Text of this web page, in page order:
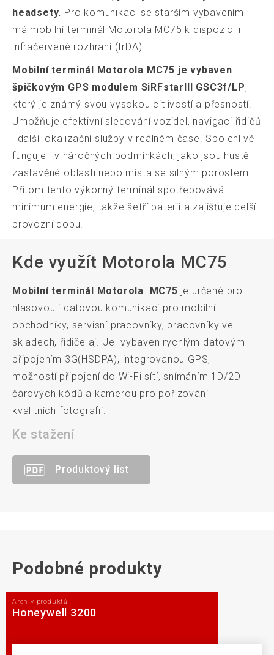
headsety. Pro komunikaci se starším vybavením
má mobilní terminál Motorola MC75 k dispozici i
infračervené rozhraní (IrDA).
Mobilní terminál Motorola MC75 je vybaven
špičkovým GPS modulem SiRFstarIII GSC3f/LP,
který je známý svou vysokou citlivostí a přesností.
Umožňuje efektivní sledování vozidel, navigaci řidičů
i další lokalizační služby v reálném čase. Spolehlivě
funguje i v náročných podmínkách, jako jsou hustě
zastavěné oblasti nebo místa se silným porostem.
Přitom tento výkonný terminál spotřebovává
minimum energie, takže šetří baterii a zajišťuje delší
provozní dobu.
Kde využít Motorola MC75
Mobilní terminál Motorola MC75 je určené pro
hlasovou i datovou komunikaci pro mobilní
obchodníky, servisní pracovníky, pracovníky ve
skladech, řidiče aj. Je vybaven rychlým datovým
připojením 3G(HSDPA), integrovanou GPS,
možností připojení do Wi-Fi sítí, snímáním 1D/2D
čárových kódů a kamerou pro pořizování
kvalitních fotografií.
Ke stažení
Produktový list
Podobné produkty
Archiv produktů
Honeywell 3200